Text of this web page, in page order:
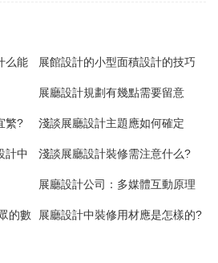
么能 展館設計的小型面積設計的技巧
展廳設計規劃有幾點需要留意
繁? 淺談展廳設計主題應如何確定
計中 淺談展廳設計裝修需注意什么?
展廳設計公司：多媒體互動原理
的數 展廳設計中裝修用材應是怎樣的?